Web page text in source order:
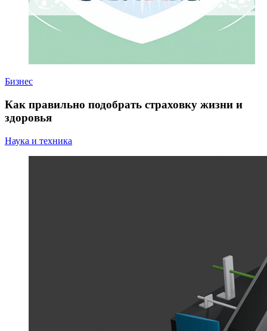
Бизнес
Как правильно подобрать страховку жизни и
здоровья
Наука и техника